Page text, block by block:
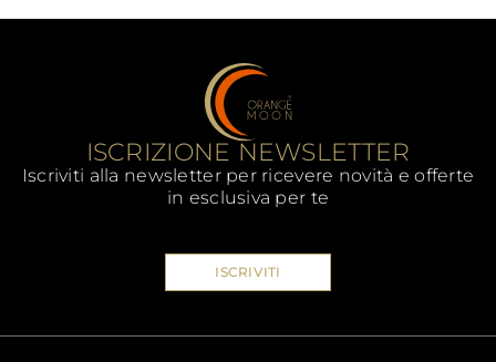
ISCRIZIONE NEWSLETTER
Iscriviti alla newsletter per ricevere novità e offerte
in esclusiva per te
ISCRIVITI